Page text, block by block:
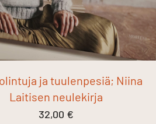
ja tuulenpesiä; Niina
Laitisen neulekirja
32,00 €